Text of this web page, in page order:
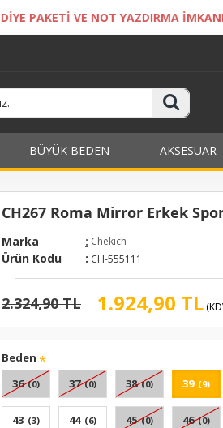
İMKANI! AÇILIŞA
BÜYÜK BEDEN AKSESUAR
CH267 Roma Mirror Erkek
Marka : Chekich
Ürün Kodu : CH-555111
1.924,90 TL
2.324,90 TL
Beden
36 (0) 37 (0) 38 (0) 39 (9)
43 (3) 44 (6) 45 (0) 46 (0)